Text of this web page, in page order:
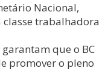
Nacional,
trabalhadora
que o BC
promover o pleno